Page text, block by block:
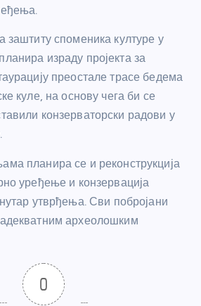
заштиту споменика културе у
израду пројекта за
преостале трасе бедема
куле, на основу чега би се
конзерваторски радови у
планира се и реконструкција
уређење и конзервација
утврђења. Сви побројани
археолошким
0